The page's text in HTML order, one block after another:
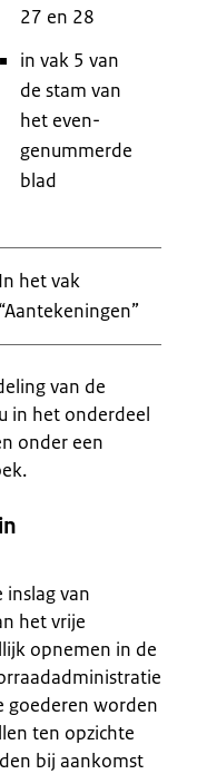
27 en 28
in vak 5 van
de stam van
het even-
genummerde
blad
In het vak
“Aantekeningen”
van de
in het onderdeel
onder een
van
het vrije
opnemen in de
goederen worden
ten opzichte
bij aankomst